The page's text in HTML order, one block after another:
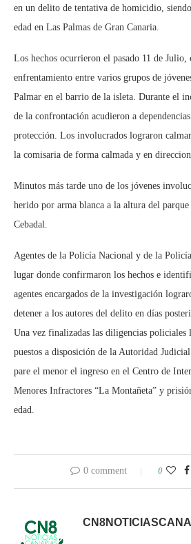
en un delito de tentativa de homicidio,
edad en Las Palmas de Gran Canaria.
Los hechos ocurrieron el pasado 11 de Julio,
enfrentamiento entre varios grupos de
Palmar en el barrio de la isleta. Durante el
de la confrontación acudieron a
protección. Los involucrados lograron
la comisaria de forma calmada y en
Minutos más tarde uno de los jóvenes
herido por arma blanca a la altura del
Cebadal.
Agentes de la Policía Nacional y de la
lugar donde confirmaron los hechos e
agentes encargados de la investigación
detener a los autores del delito en días
Una vez finalizadas las diligencias policiales
puestos a disposición de la Autoridad
pare el menor el ingreso en el Centro de
Menores Infractores “La Montañeta” y
edad.
0 comment 0